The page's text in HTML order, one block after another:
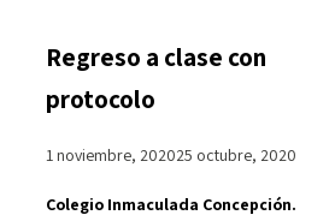
Regreso a clase con
protocolo
1 noviembre, 202025 octubre, 2020
Colegio Inmaculada Concepción.